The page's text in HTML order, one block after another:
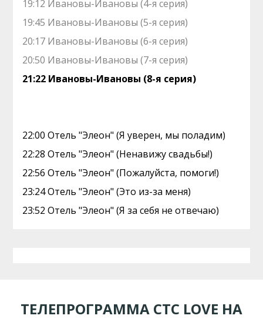
19:12 Ивановы-Ивановы (4-я серия)
19:45 Ивановы-Ивановы (5-я серия)
20:17 Ивановы-Ивановы (6-я серия)
20:50 Ивановы-Ивановы (7-я серия)
21:22 Ивановы-Ивановы (8-я серия)
22:00 Отель "Элеон" (Я уверен, мы поладим)
22:28 Отель "Элеон" (Ненавижу свадьбы!)
22:56 Отель "Элеон" (Пожалуйста, помоги!)
23:24 Отель "Элеон" (Это из-за меня)
23:52 Отель "Элеон" (Я за себя не отвечаю)
ТЕЛЕПРОГРАММА СТС LOVE НА